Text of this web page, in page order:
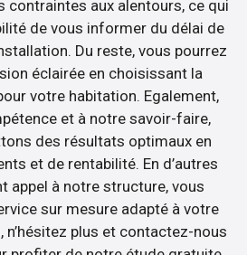
contraintes aux alentours, ce qui
de vous informer du délai de
Du reste, vous pourrez
éclairée en choisissant la
votre habitation. Egalement,
et à notre savoir-faire,
des résultats optimaux en
et de rentabilité. En d’autres
appel à notre structure, vous
sur mesure adapté à votre
n’hésitez plus et contactez-nous